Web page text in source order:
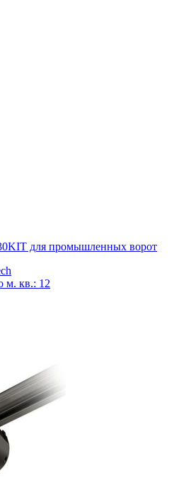
для промышленных ворот
м. кв.: 12